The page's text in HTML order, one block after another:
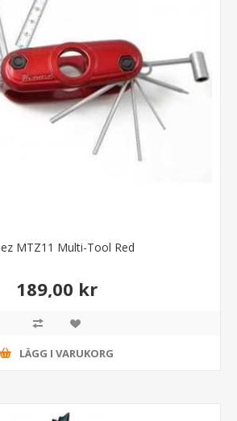
MTZ11 Multi-Tool Red
189,00 kr
LÄGG I VARUKORG